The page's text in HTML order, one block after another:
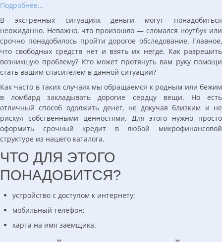
Подробнее...
В экстренных ситуациях деньги могут понадобиться
неожиданно. Неважно, что произошло — сломался ноутбук или
срочно понадобилось пройти дорогое обследование. Главное,
что свободных средств нет и взять их негде. Как разрешить
возникшую проблему? Кто может протянуть вам руку помощи
стать вашим спасителем в данной ситуации?
Как часто в таких случаях мы обращаемся к родным или бежим
в ломбард закладывать дорогие сердцу вещи. Но есть
отличный способ одолжить денег, не докучая близким и не
рискуя собственными ценностями. Для этого нужно просто
оформить срочный кредит в любой микрофинансовой
структуре из нашего каталога.
ЧТО ДЛЯ ЭТОГО
ПОНАДОБИТСЯ?
устройство с доступом к интернету;
мобильный телефон;
карта на имя заемщика.